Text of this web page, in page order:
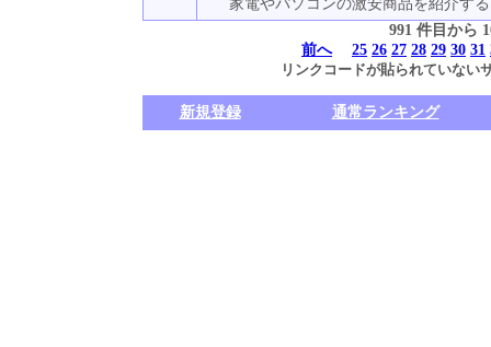
家電やパソコンの激安商品を紹介す
991 件目から
前へ
25 26 27 28 29 30 31
リンクコードが貼られていない
新規登録 通常ランキング